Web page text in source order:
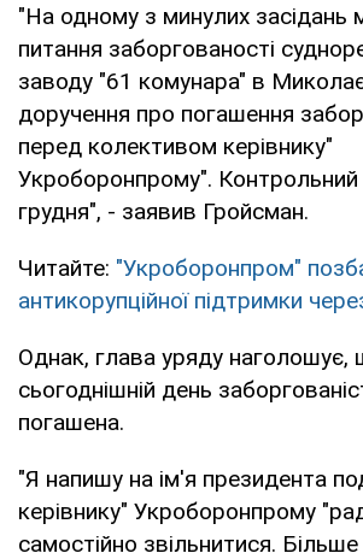
"На одному з минулих засідань
питання заборгованості
заводу "61 комунара" в
доручення про погашення
перед колективом керівнику"
Укроборонпрому". Контрольний
грудня", - заявив Гройсман.
Читайте: "Укроборонпром"
антикорупційної підтримки
Однак, глава уряду наголошує,
сьогоднішній день
погашена.
"Я напишу на ім'я президента
керівнику" Укроборонпрому
самостійно звільнитися.